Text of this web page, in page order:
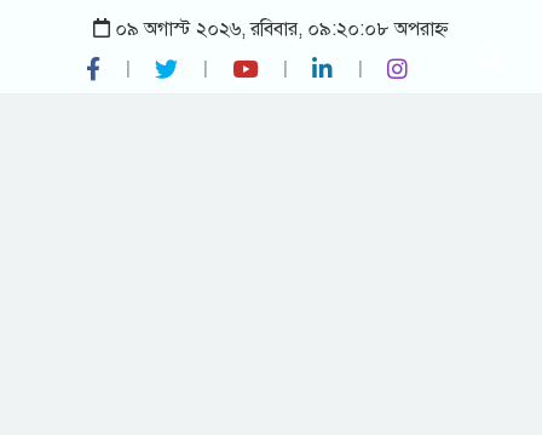
০৯ অগাস্ট ২০২৬, রবিবার, ০৯:২০:০৮ অপরাহ্ন